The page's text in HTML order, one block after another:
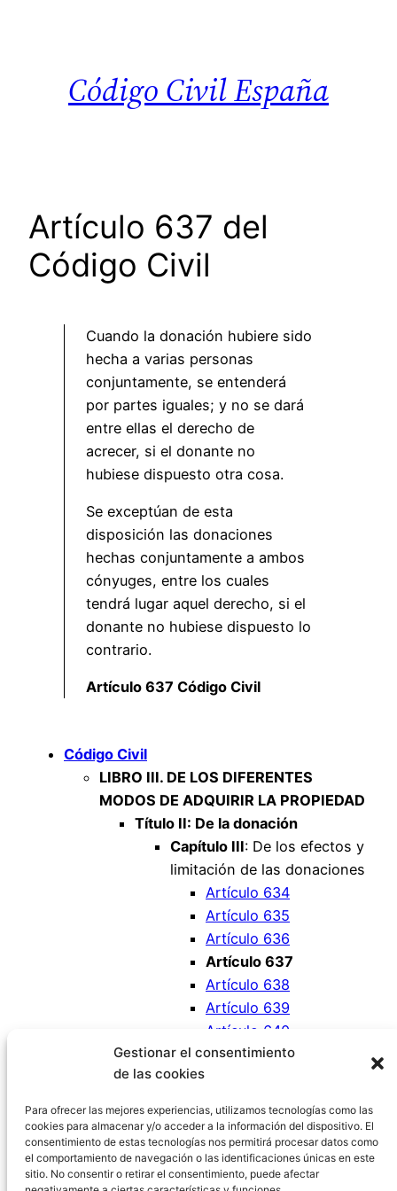
Gestionar el consentimiento
de las cookies
Para ofrecer las mejores experiencias, utilizamos tecnologías como las
cookies para almacenar y/o acceder a la información del dispositivo. El
consentimiento de estas tecnologías nos permitirá procesar datos como
el comportamiento de navegación o las identificaciones únicas en este
sitio. No consentir o retirar el consentimiento, puede afectar
Código Civil España
Artículo 637 del
Código Civil
Cuando la donación hubiere sido
hecha a varias personas
conjuntamente, se entenderá
por partes iguales; y no se dará
entre ellas el derecho de
acrecer, si el donante no
hubiese dispuesto otra cosa.
Se exceptúan de esta
disposición las donaciones
hechas conjuntamente a ambos
cónyuges, entre los cuales
tendrá lugar aquel derecho, si el
donante no hubiese dispuesto lo
contrario.
Artículo 637 Código Civil
Código Civil
LIBRO III. DE LOS DIFERENTES
MODOS DE ADQUIRIR LA PROPIEDAD
Título II: De la donación
Capítulo III: De los efectos y
limitación de las donaciones
Artículo 634
Artículo 635
Artículo 636
Artículo 637
Artículo 638
Artículo 639
Artículo 640
Artículo 641